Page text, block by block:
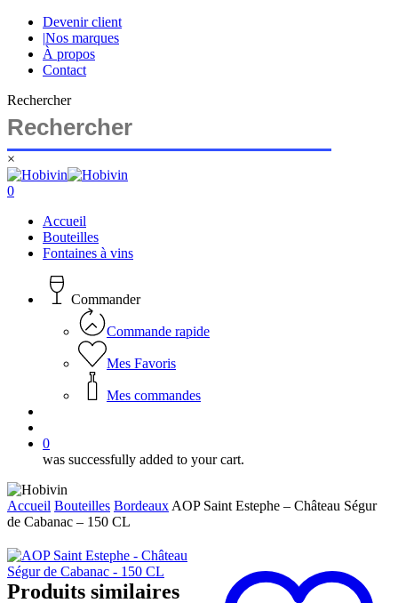
Skip
main
content
Devenir client
|Nos marques
À propos
Contact
Rechercher
×
Close
Search
search
account
0
Accueil
Bouteilles
Fontaines à vins
Commander
Commande rapide
Mes Favoris
Mes commandes
0
was successfully added to your cart.
Accueil Bouteilles Bordeaux AOP Saint Estephe – Château Ségur
de Cabanac – 150 CL
Produits similaires